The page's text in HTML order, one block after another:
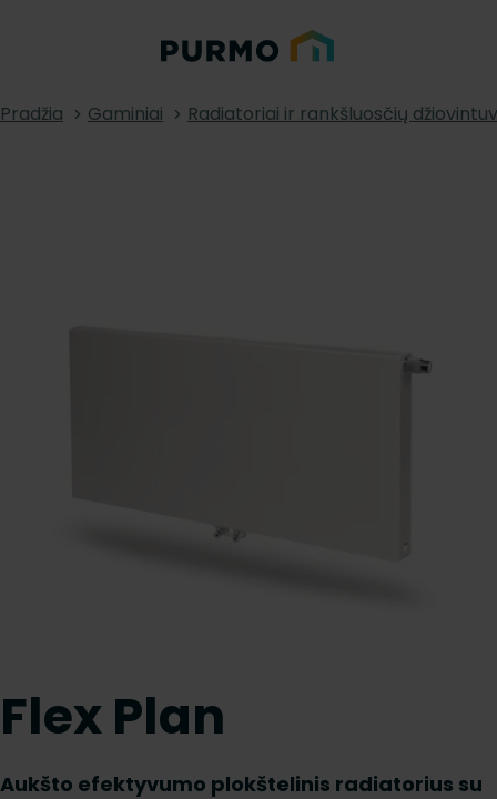
Pradžia Gaminiai Radiatoriai ir rankšluosčių
Flex Plan
Aukšto efektyvumo plokštelinis radiatorius su